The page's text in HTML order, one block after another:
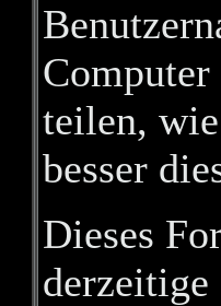
teilen,
besser
Dieses
derzeitige